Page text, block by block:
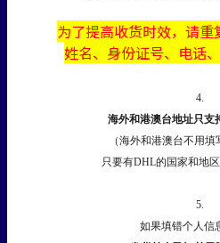
为了提高收货时效， 请重
姓名、身份证号、电话
4.
海外和港澳台地址只支
（海外和港澳台不用填
只要有DHL的国家和地区
5.
如果填错个人信